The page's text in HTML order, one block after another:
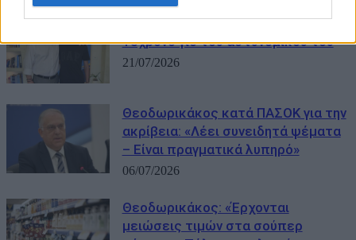
Η συγκίνηση Θεοδωρικάκου για τον
15χρονο γιο του αστυνομικού του
21/07/2026
Θεοδωρικάκος κατά ΠΑΣΟΚ για την
ακρίβεια: «Λέει συνειδητά ψέματα
– Είναι πραγματικά λυπηρό»
06/07/2026
Θεοδωρικάκος: «Έρχονται
μειώσεις τιμών στα σούπερ